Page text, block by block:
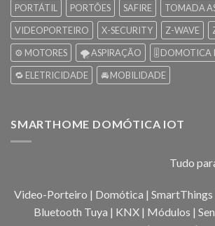
PORTÁTIL
PORTÕES SAFIRE
TOMADA
VIDEOPORTEIRO
X-SECURITY Z-WAVE
⚙️ MOTORES
🌪️ ASPIRAÇÃO 🎚️ DOMOTICA
🔁 ELETRICIDADE
🚘 MOBILIDADE
SMARTHOME DOMÓTICA IOT
Tudo
Video-Porteiro | Domótica | SmartThings
Bluetooth Tuya | KNX | Módulos |